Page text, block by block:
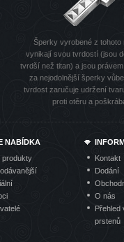
Šperky vyrobené z tohoto
vynikají svou tvrdostí (jsou
tvrdší než titan) a jsou
za nejodolnější šperky
tvrdost zaručuje udržení
proti otěru a
NABÍDKA
produkty
Kontakt
Dodání
O nás
Přehled
prstenů